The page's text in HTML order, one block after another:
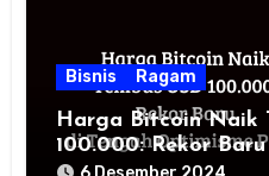
Bisnis Ragam
Harga Bitcoin Naik
100.000: Rekor
Optimisme Pasar